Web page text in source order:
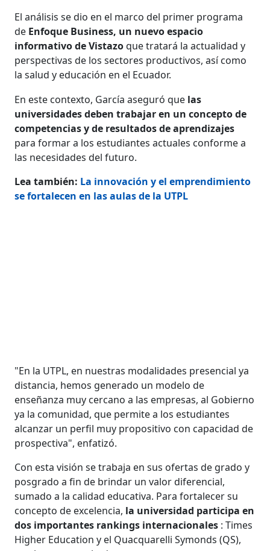
El análisis se dio en el marco del primer programa
de Enfoque Business, un nuevo espacio
informativo de Vistazoque tratará la actualidad y
perspectivas de los sectores productivos, así como
la salud y educación en el Ecuador.
En este contexto, García aseguró que las
universidades deben trabajar en un concepto de
competencias y de resultados de aprendizajes
para formar a los estudiantes actuales conforme a
las necesidades del futuro.
Lea también: La innovación y el emprendimiento
se fortalecen en las aulas de la UTPL
"En la UTPL, en nuestras modalidades presencial ya
distancia, hemos generado un modelo de
enseñanza muy cercano a las empresas, al Gobierno
ya la comunidad, que permite a los estudiantes
alcanzar un perfil muy propositivo con capacidad de
prospectiva", enfatizó.
Con esta visión se trabaja en sus ofertas de grado y
posgrado a fin de brindar un valor diferencial,
sumado a la calidad educativa. Para fortalecer su
concepto de excelencia, la universidad participa en
dos importantes rankings internacionales : Times
Higher Education y el Quacquarelli Symonds (QS),